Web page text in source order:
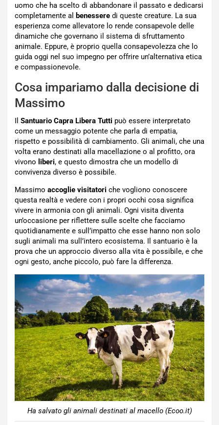
uomo che ha scelto di abbandonare il passato e dedicarsi
completamente al benessere di queste creature. La sua
esperienza come allevatore lo rende consapevole delle
dinamiche che governano il sistema di sfruttamento
animale. Eppure, è proprio quella consapevolezza che lo
guida oggi nel suo impegno per offrire un’alternativa etica
e compassionevole.
Cosa impariamo dalla decisione di
Massimo
Santuario Capra Libera Tutti può essere interpretato
come un messaggio potente che parla di empatia,
rispetto e possibilità di cambiamento. Gli animali, che una
volta erano destinati alla macellazione o al profitto, ora
vivono liberi, e questo dimostra che un modello di
convivenza diverso è possibile.
Massimo accoglie visitatori che vogliono conoscere
questa realtà e vedere con i propri occhi cosa significa
vivere in armonia con gli animali. Ogni visita diventa
un’occasione per riflettere sulle scelte che facciamo
quotidianamente e sull’impatto che esse hanno non solo
sugli animali ma sull’intero ecosistema. Il santuario è la
prova che un approccio diverso alla vita è possibile, e che
ogni gesto, anche piccolo, può fare la differenza.
Ha salvato gli animali destinati al macello (Ecoo.it)